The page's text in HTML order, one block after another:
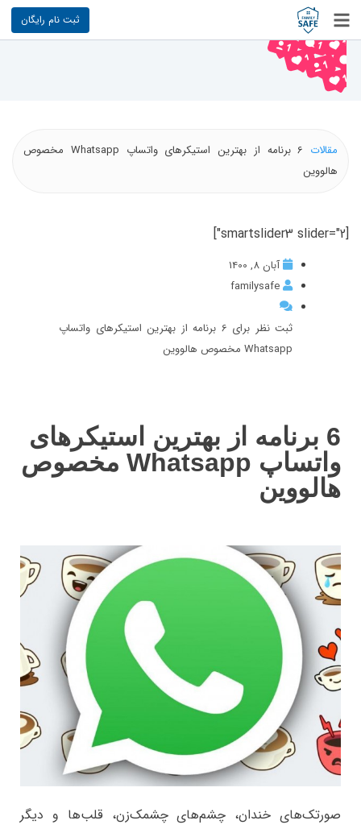
ثبت نام رایگان
مقالات
6 برنامه از بهترین استیکرهای واتساپ Whatsapp مخصوص
هالووین
[smartslider3 slider="2"]
آبان 8, 1400
familysafe
ثبت نظر برای 6 برنامه از بهترین استیکرهای واتساپ
Whatsapp مخصوص هالووین
6 برنامه از بهترین استیکرهای
واتساپ Whatsapp مخصوص
هالووین
صورتک‌های خندان، چشم‌های چشمک‌زن، قلب‌ها و دیگر